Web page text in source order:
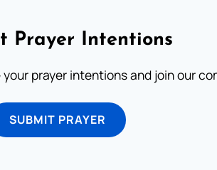
Prayer Intentions
prayer intentions and join our
SUBMIT PRAYER